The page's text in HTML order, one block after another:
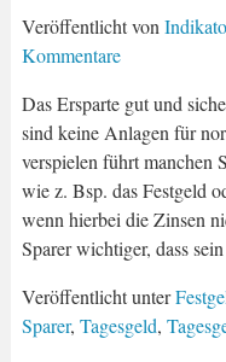
Veröffentlicht von
Kommentare
Das Ersparte gut und
sind keine Anlagen für
verspielen führt manchen
wie z. Bsp. das Festgeld
wenn hierbei die Zinsen
Sparer wichtiger, dass
Veröffentlicht unter
Sparer, Tagesgeld,